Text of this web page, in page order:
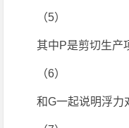
（5）
其中P是剪切生产
（6）
和G一起说明浮力